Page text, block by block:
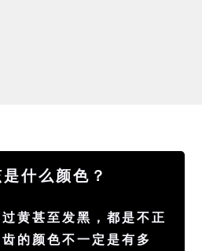
什么颜色？
黄甚至发黑，都是不正
的颜色不一定是有多